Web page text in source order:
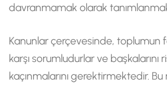
davranmamak olarak
Kanunlar çerçevesinde, toplumun
karşı sorumludurlar ve başkalarını
kaçınmalarını gerektirmektedir.